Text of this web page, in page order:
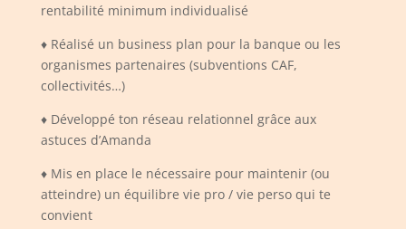
rentabilité minimum individualisé
♦ Réalisé un business plan pour la banque ou les
organismes partenaires (subventions CAF,
collectivités…)
♦ Développé ton réseau relationnel grâce aux
astuces d’Amanda
♦ Mis en place le nécessaire pour maintenir (ou
atteindre) un équilibre vie pro / vie perso qui te
convient